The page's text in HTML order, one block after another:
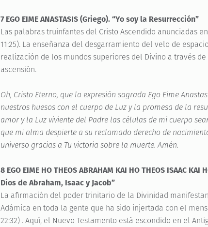
7 EGO EIME ANASTASIS (Griego). “Yo soy la Resurrección”
Las palabras truinfantes del Cristo Ascendido anunciadas
11:25). La enseñanza del desgarramiento del velo de
realización de los mundos superiores del Divino a través
ascensión.
Oh, Cristo Eterno, que la expresión sagrada Ego Eime
nuestros huesos con el cuerpo de Luz y la promesa de la
amor y la Luz viviente del Padre las células de mi cuerpo
que mi alma despierte a su reclamado derecho de
universo gracias a Tu victoria sobre la muerte. Amén.
8 EGO EIME HO THEOS ABRAHAM KAI HO THEOS ISAAC KAI
Dios de Abraham, Isaac y Jacob”
La afirmación del poder trinitario de la Divinidad
Adámica en toda la gente que ha sido injertada con el
22:32) . Aquí, el Nuevo Testamento está escondido en el